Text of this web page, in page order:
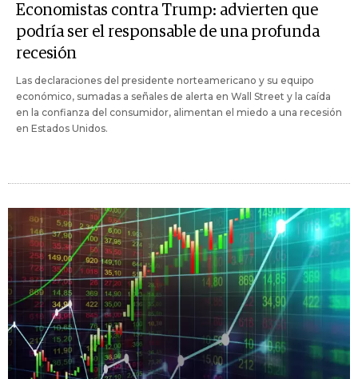
Economistas contra Trump: advierten que
podría ser el responsable de una profunda
recesión
Las declaraciones del presidente norteamericano y su equipo
económico, sumadas a señales de alerta en Wall Street y la caída
en la confianza del consumidor, alimentan el miedo a una recesión
en Estados Unidos.